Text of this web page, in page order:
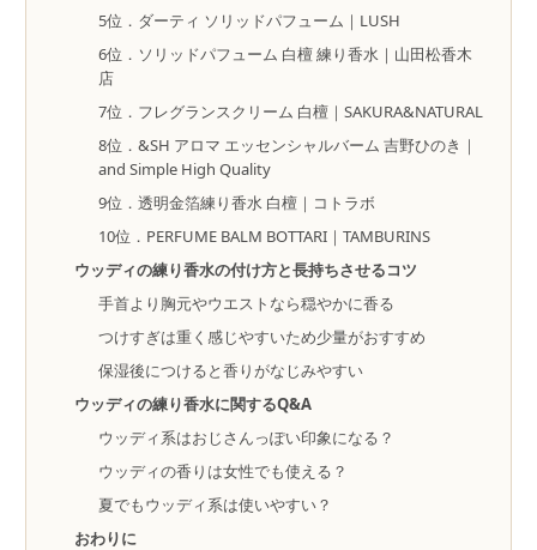
5位．ダーティ ソリッドパフューム｜LUSH
6位．ソリッドパフューム 白檀 練り香水｜山田松香木
店
7位．フレグランスクリーム 白檀｜SAKURA&NATURAL
8位．&SH アロマ エッセンシャルバーム 吉野ひのき｜
and Simple High Quality
9位．透明金箔練り香水 白檀｜コトラボ
10位．PERFUME BALM BOTTARI｜TAMBURINS
ウッディの練り香水の付け方と長持ちさせるコツ
手首より胸元やウエストなら穏やかに香る
つけすぎは重く感じやすいため少量がおすすめ
保湿後につけると香りがなじみやすい
ウッディの練り香水に関するQ&A
ウッディ系はおじさんっぽい印象になる？
ウッディの香りは女性でも使える？
夏でもウッディ系は使いやすい？
おわりに